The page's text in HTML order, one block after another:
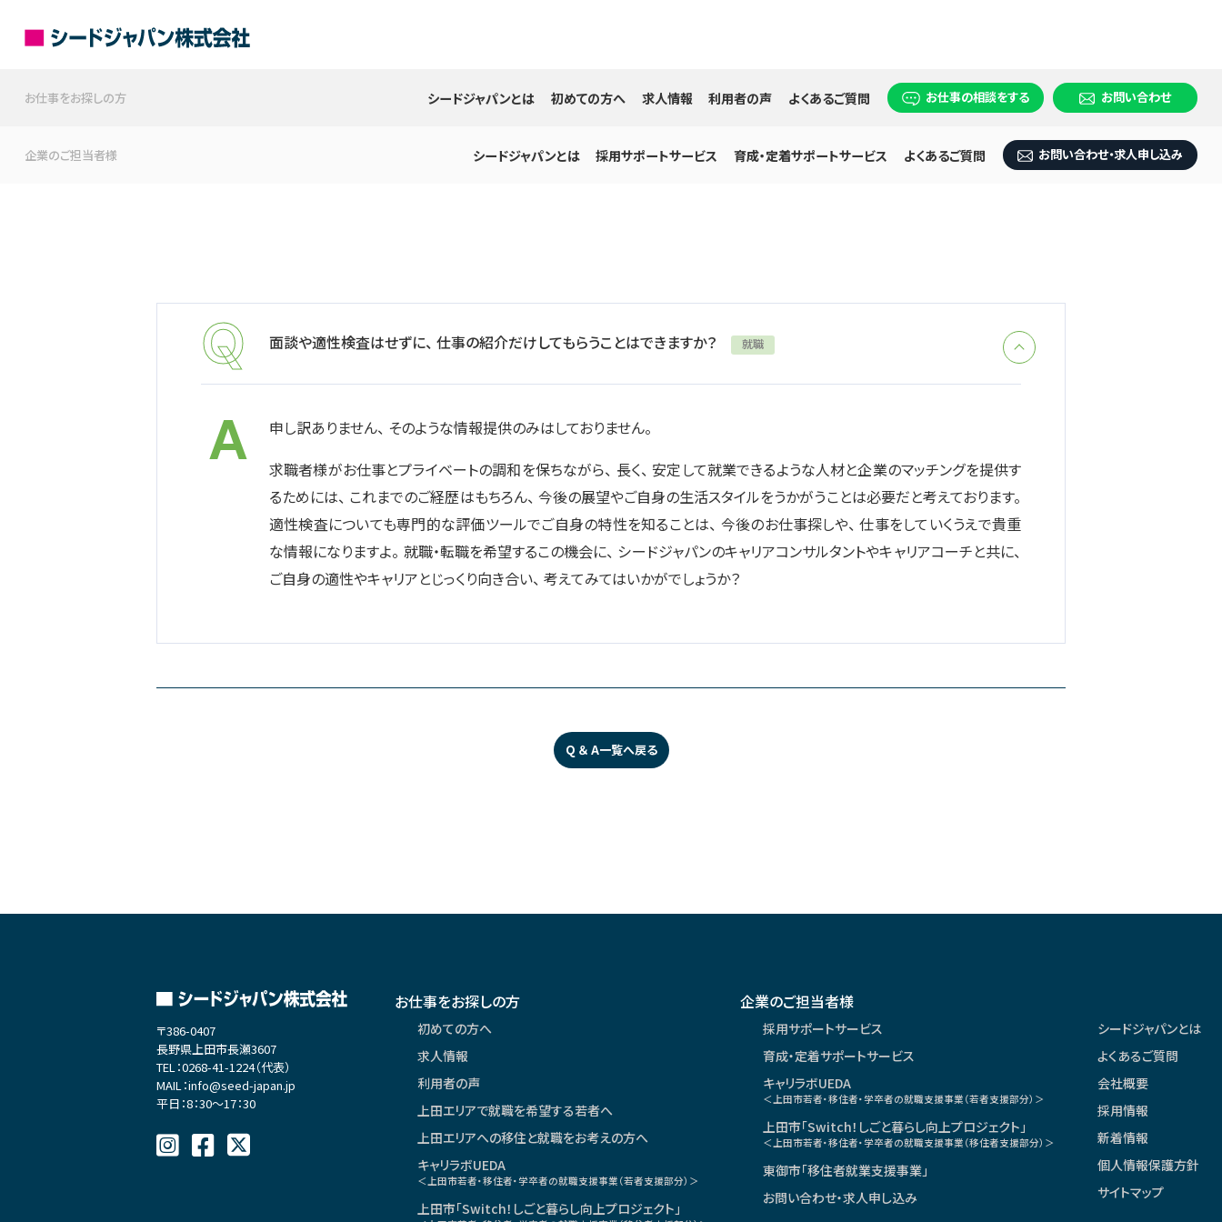
お仕事をお探しの方 シードジャパンとは 初めての方へ 求人情報 利用者の声 よくあるご質問 お仕事の相談をする お問い合わせ
企業のご担当者様 シードジャパンとは 採用サポートサービス 育成・定着サポートサービス よくあるご質問 お問い合わせ・求人申し込み
面談や適性検査はせずに、 仕事の紹介だけしてもらうことはできますか？ 就職
申し訳ありません、 そのような情報提供のみはしておりません。
求職者様がお仕事とプライベートの調和を保ちながら、 長く、 安定して就業できるような人材と企業のマッチングを提供す
るためには、 これまでのご経歴はもちろん、 今後の展望やご自身の生活スタイルをうかがうことは必要だと考えております。
適性検査についても専門的な評価ツールでご自身の特性を知ることは、 今後のお仕事探しや、 仕事をしていくうえで貴重
な情報になりますよ。 就職・転職を希望するこの機会に、 シードジャパンのキャリアコンサルタントやキャリアコーチと共に、
ご自身の適性やキャリアとじっくり向き合い、 考えてみてはいかがでしょうか？
Q ＆ A一覧へ戻る
〒386-0407
長野県上田市長瀬3607
TEL：0268-41-1224（代表）
MAIL：info@seed-japan.jp
平日：8：30～17：30
お仕事をお探しの方
初めての方へ
求人情報
利用者の声
上田エリアで就職を希望する若者へ
上田エリアへの移住と就職をお考えの方へ
キャリラボUEDA
＜上田市若者・移住者・学卒者の就職支援事業（若者支援部分）＞
上田市「Switch！しごと暮らし向上プロジェクト」
企業のご担当者様
採用サポートサービス
育成・定着サポートサービス
キャリラボUEDA
＜上田市若者・移住者・学卒者の就職支援事業（若者支援部分）＞
上田市「Switch！しごと暮らし向上プロジェクト」
＜上田市若者・移住者・学卒者の就職支援事業（移住者支援部分）＞
東御市「移住者就業支援事業」
お問い合わせ・求人申し込み
シードジャパンとは
よくあるご質問
会社概要
採用情報
新着情報
個人情報保護方針
サイトマップ